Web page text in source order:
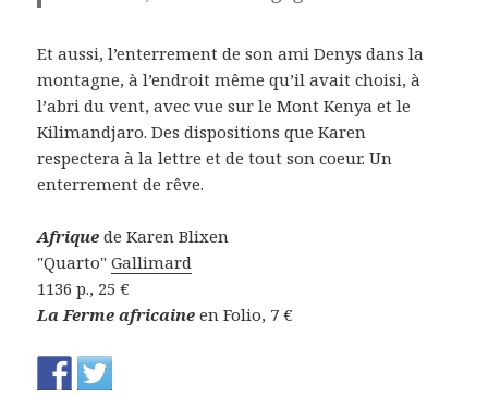
Et aussi, l’enterrement de son ami Denys dans la
montagne, à l’endroit même qu’il avait choisi, à
l’abri du vent, avec vue sur le Mont Kenya et le
Kilimandjaro. Des dispositions que Karen
respectera à la lettre et de tout son coeur. Un
enterrement de rêve.
Afrique de Karen Blixen
"Quarto"Gallimard
1136 p., 25 €
La Ferme africaine en Folio, 7 €